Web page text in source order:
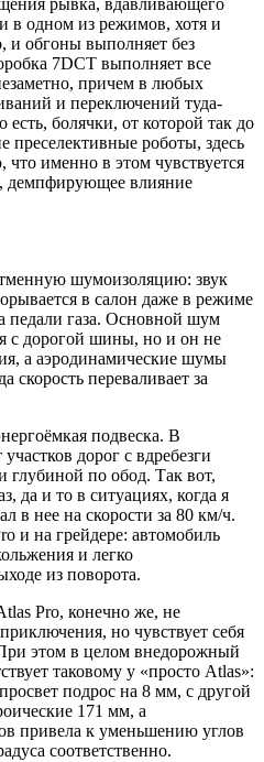
рывка, вдавливающего
в одном из режимов, хотя и
и обгоны выполняет без
7DCT выполняет все
причем в любых
и переключений туда-
есть, болячки, от которой так до
преселективные роботы, здесь
именно в этом чувствуется
демпфирующее влияние
шумоизоляцию: звук
в салон даже в режиме
педали газа. Основной шум
с дорогой шины, но и он не
а аэродинамические шумы
скорость переваливает за
подвеска. В
дорог с вдребезги
по обод. Так вот,
да и то в ситуациях, когда я
в нее на скорости за 80 км/ч.
и на грейдере: автомобиль
и легко
из поворота.
Pro, конечно же, не
но чувствует себя
этом в целом внедорожный
таковому у «просто Atlas»:
подрос на 8 мм, с другой
171 мм, а
привела к уменьшению углов
соответственно.